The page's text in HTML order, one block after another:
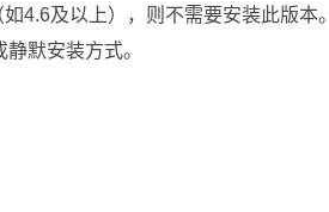
4.6及以上），则不需要安装此版本。
默安装方式。